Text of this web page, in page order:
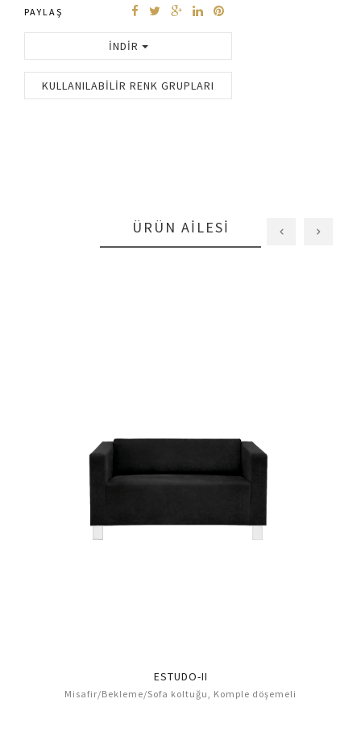
PAYLAŞ
İNDIR
KULLANILABILIR RENK GRUPLARI
ÜRÜN AILESI
ESTUDO-II
Misafir/Bekleme/Sofa koltuğu, Komple döşemeli